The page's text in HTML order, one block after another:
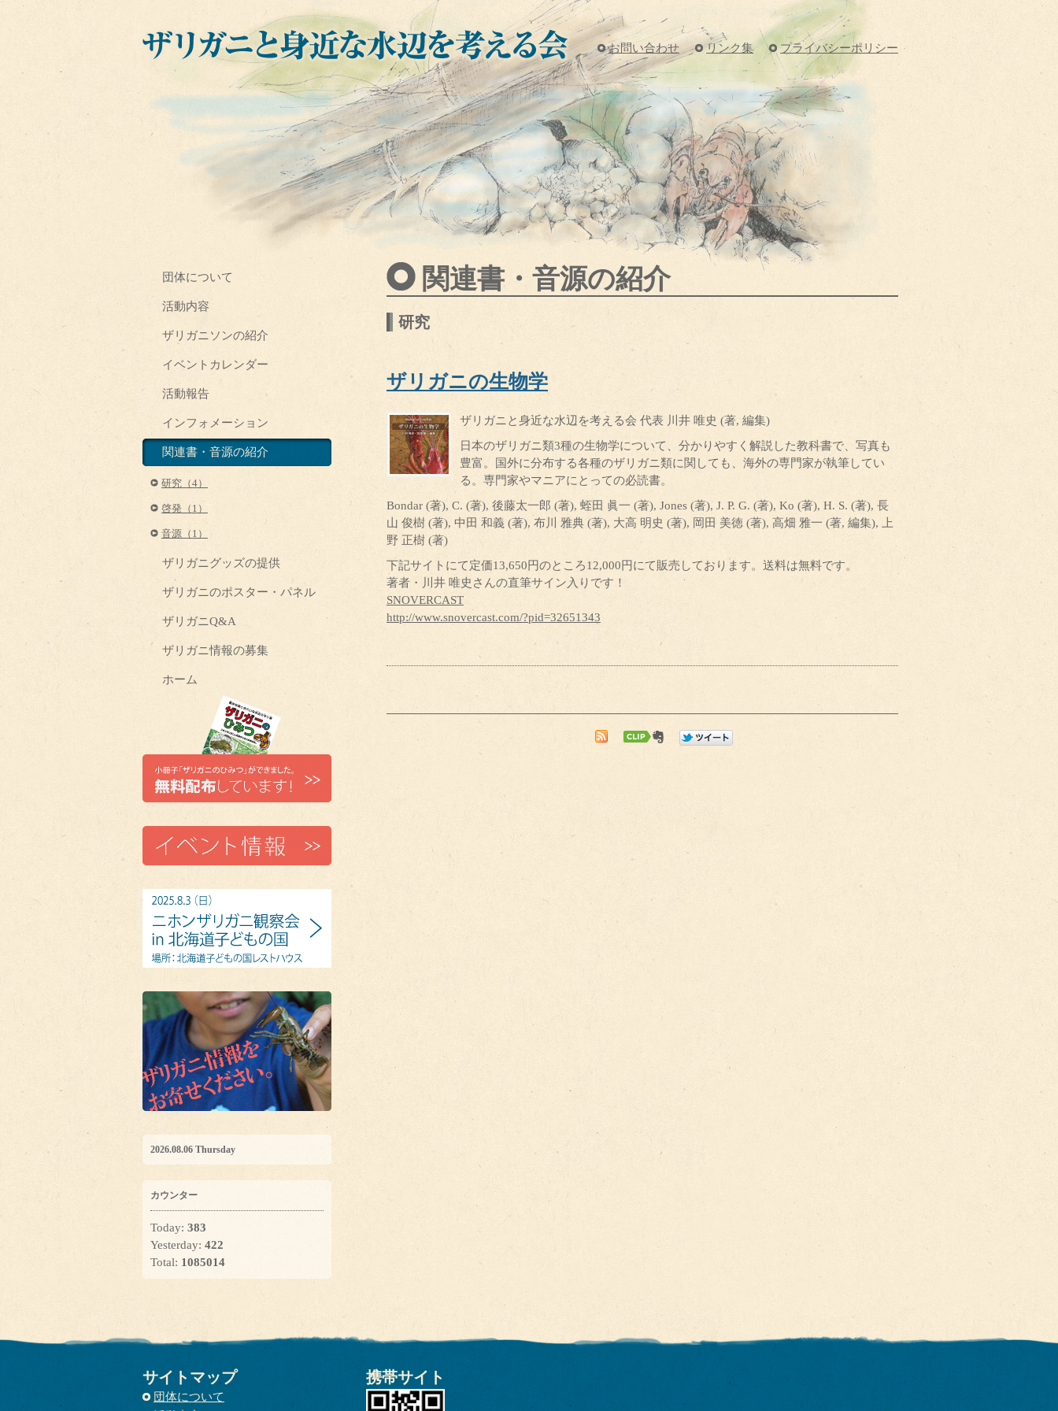
お問い合わせ リンク集 プライバシーポリシー
関連書・音源の紹介
研究
ザリガニの生物学
ザリガニと身近な水辺を考える会 代表 川井 唯史 (著, 編集)
日本のザリガニ類3種の生物学について、分かりやすく解説した教科書で、写真も
豊富。国外に分布する各種のザリガニ類に関しても、海外の専門家が執筆してい
る。専門家やマニアにとっての必読書。
Bondar (著), C. (著), 後藤太一郎 (著), 蛭田 眞一 (著), Jones (著), J. P. G. (著), Ko (著), H. S. (著), 長
山 俊樹 (著), 中田 和義 (著), 布川 雅典 (著), 大高 明史 (著), 岡田 美徳 (著), 高畑 雅一 (著, 編集), 上
野 正樹 (著)
下記サイトにて定価13,650円のところ12,000円にて販売しております。送料は無料です。
著者・川井 唯史さんの直筆サイン入りです！
SNOVERCAST
http://www.snovercast.com/?pid=32651343
団体について
活動内容
ザリガニソンの紹介
イベントカレンダー
活動報告
インフォメーション
関連書・音源の紹介
研究（4）
啓発（1）
音源（1）
ザリガニグッズの提供
ザリガニのポスター・パネル
ザリガニQ&A
ザリガニ情報の募集
ホーム
2026.08.06 Thursday
カウンター
Today: 383
Yesterday: 422
Total: 1085014
サイトマップ
団体について
携帯サイト